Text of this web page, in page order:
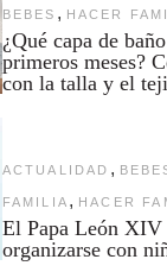
BEBES , HACER
¿Qué capa de
primeros meses?
con la talla y el
ACTUALIDAD ,
FAMILIA , HACER
El Papa León XIV
organizarse con